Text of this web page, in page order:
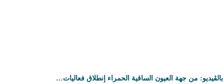
بالڤيديو: من جهة العيون الساقية الحمراء إنطلاق فعاليات…